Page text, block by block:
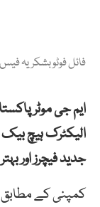
فائل فوٹو بشکریہ
ایم جی موٹر
جدید فیچرز اور